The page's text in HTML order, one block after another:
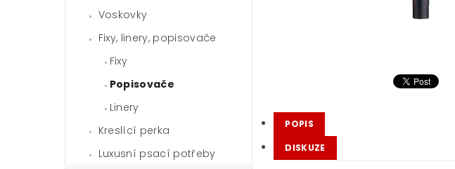
Voskovky
Fixy, linery, popisovače
Fixy
Popisovače
Linery
Kreslící perka
Luxusní psací potřeby
POPIS
DISKUZE